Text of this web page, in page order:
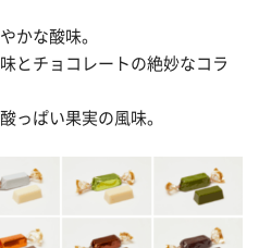
かな酸味。
とチョコレートの絶妙なコラ
っぱい果実の風味。